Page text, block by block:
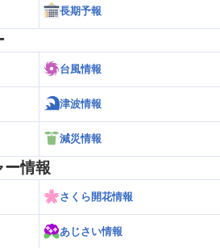
1.7m/s
1.6m/s
長期予報
台風情報
津波情報
減災情報
ー情報
さくら開花情報
あじさい情報